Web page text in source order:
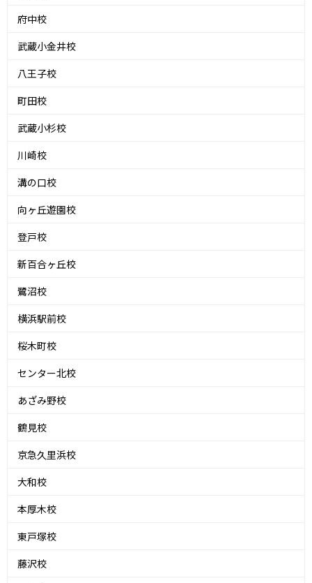
府中校
武蔵小金井校
八王子校
町田校
武蔵小杉校
川崎校
溝の口校
向ヶ丘遊園校
登戸校
新百合ヶ丘校
鷺沼校
横浜駅前校
桜木町校
センター北校
あざみ野校
鶴見校
京急久里浜校
大和校
本厚木校
東戸塚校
藤沢校